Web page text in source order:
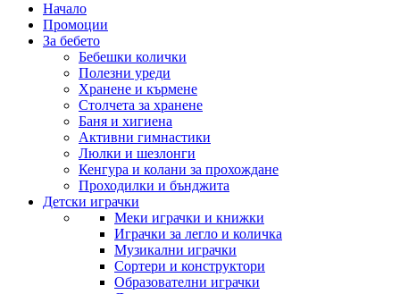
Начало
Промоции
За бебето
Бебешки колички
Полезни уреди
Хранене и кърмене
Столчета за хранене
Баня и хигиена
Активни гимнастики
Люлки и шезлонги
Кенгура и колани за прохождане
Проходилки и бънджита
Детски играчки
Меки играчки и книжки
Играчки за легло и количка
Музикални играчки
Сортери и конструктори
Образователни играчки